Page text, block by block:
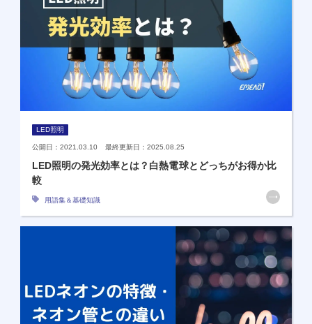
LED照明
公開日：2021.03.10 最終更新日：2025.08.25
LED照明の発光効率とは？白熱電球とどっちがお得か比
較
用語集＆基礎知識